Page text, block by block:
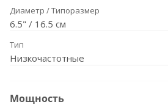
Диаметр / Типоразмер
6.5" / 16.5 см
Тип
Низкочастотные
Мощность